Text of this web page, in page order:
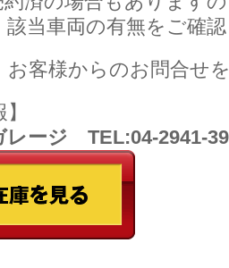
該当車両の有無をご確
お客様からのお問合せ
】
レージ TEL:04-2941-